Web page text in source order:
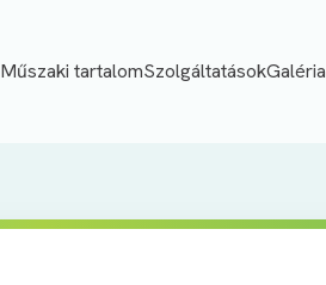
Műszaki tartalomSzolgáltatásokGaléria